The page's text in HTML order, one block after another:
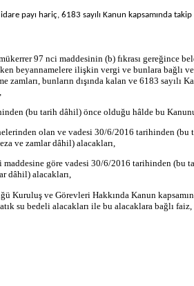
payı hariç, 6183 sayılı Kanun kapsamında
97 nci maddesinin (b) fıkrası gereğince
beyannamelere ilişkin vergi ve bunlara bağlı
bunların dışında kalan ve 6183
(bu tarih dâhil) önce olduğu hâlde bu
olan ve vadesi 30/6/2016 tarihinden
ve zamlar dâhil) alacakları,
göre vadesi 30/6/2016 tarihinden (bu
dâhil) alacakları,
Kuruluş ve Görevleri Hakkında Kanun
su bedeli alacakları ile bu alacaklara bağlı